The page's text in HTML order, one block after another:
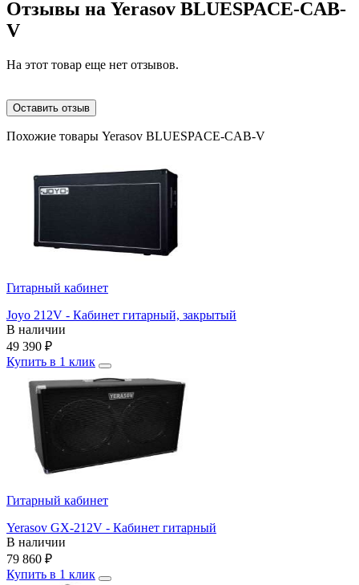
Отзывы на Yerasov BLUESPACE-CAB-
V
На этот товар еще нет отзывов.
Оставить отзыв
Похожие товары Yerasov BLUESPACE-CAB-V
Гитарный кабинет
Joyo 212V - Кабинет гитарный, закрытый
В наличии
49 390 ₽
Купить в 1 клик
Гитарный кабинет
Yerasov GX-212V - Кабинет гитарный
В наличии
79 860 ₽
Купить в 1 клик